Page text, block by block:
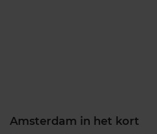
Amsterdam in het kort